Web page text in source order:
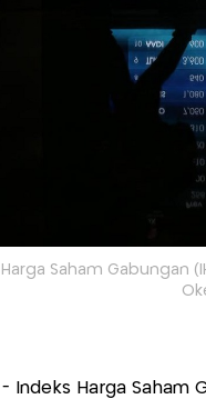
Harga Saham Gabungan
- Indeks Harga Saham